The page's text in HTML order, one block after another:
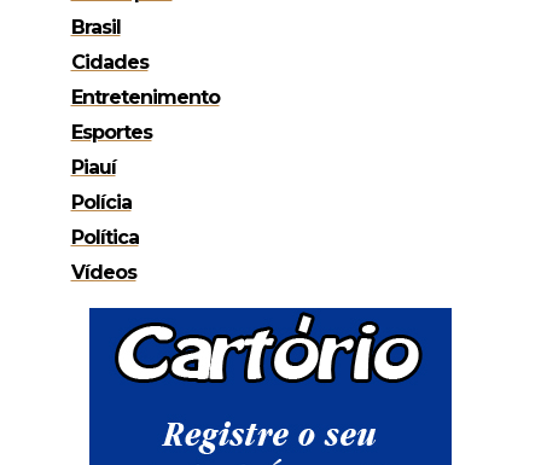
Brasil
Cidades
Entretenimento
Esportes
Piauí
Polícia
Política
Vídeos